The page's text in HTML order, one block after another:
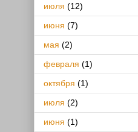
июля (12)
июня (7)
мая (2)
февраля (1)
октября (1)
июля (2)
июня (1)